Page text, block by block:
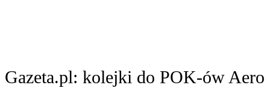
Gazeta.pl: kolejki do POK-ów Aero